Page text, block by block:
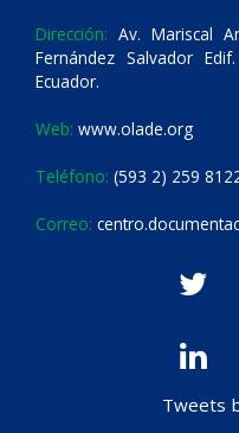
Dirección: Av. Mariscal
Fernández Salvador
Ecuador.
Web: www.olade.org
Teléfono: (593 2) 259
Correo:
Tweets